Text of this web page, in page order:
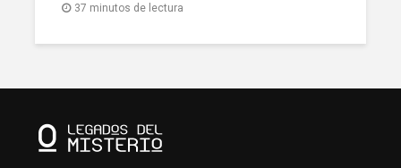
37 minutos de lectura